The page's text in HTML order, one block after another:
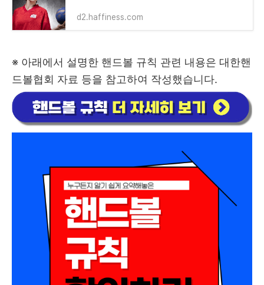
d2.haffiness.com
※ 아래에서 설명한 핸드볼 규칙 관련 내용은 대한핸
드볼협회 자료 등을 참고하여 작성했습니다.